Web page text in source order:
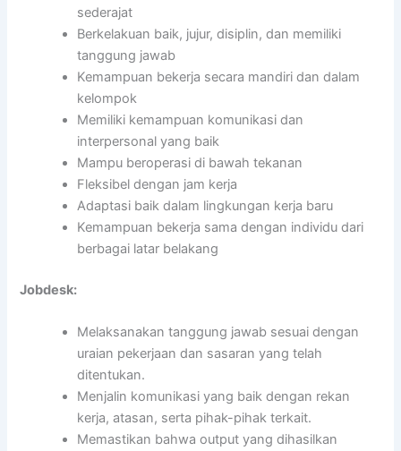
sederajat
Berkelakuan baik, jujur, disiplin, dan memiliki
tanggung jawab
Kemampuan bekerja secara mandiri dan dalam
kelompok
Memiliki kemampuan komunikasi dan
interpersonal yang baik
Mampu beroperasi di bawah tekanan
Fleksibel dengan jam kerja
Adaptasi baik dalam lingkungan kerja baru
Kemampuan bekerja sama dengan individu dari
berbagai latar belakang
Jobdesk:
Melaksanakan tanggung jawab sesuai dengan
uraian pekerjaan dan sasaran yang telah
ditentukan.
Menjalin komunikasi yang baik dengan rekan
kerja, atasan, serta pihak-pihak terkait.
Memastikan bahwa output yang dihasilkan